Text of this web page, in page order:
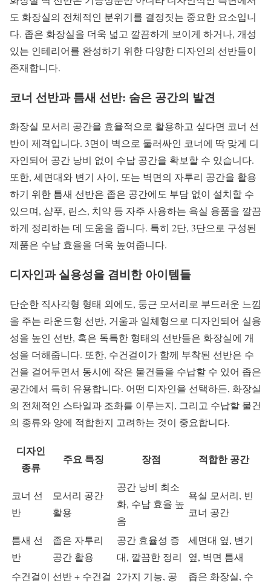
도 화장실의 전체적인 분위기를 결정짓는 중요한 요소입니
다. 좁은 화장실을 더욱 넓고 깔끔하게 보이게 하거나, 개성
있는 인테리어를 완성하기 위한 다양한 디자인의 선반들이
존재합니다.
코너 선반과 틈새 선반: 숨은 공간의 발견
화장실 모서리 공간을 효율적으로 활용하고 싶다면 코너 선
반이 제격입니다. 3면이 벽으로 둘러싸인 코너에 딱 맞게 디
자인되어 공간 낭비 없이 수납 공간을 확보할 수 있습니다.
또한, 세면대와 변기 사이, 또는 벽면의 자투리 공간을 활용
하기 위한 틈새 선반은 좁은 공간에도 부담 없이 설치할 수
있으며, 샴푸, 린스, 치약 등 자주 사용하는 욕실 용품을 깔끔
하게 정리하는 데 도움을 줍니다. 특히 2단, 3단으로 구성된
제품은 수납 효율을 더욱 높여줍니다.
디자인과 실용성을 겸비한 아이템들
단순한 직사각형 형태 외에도, 둥근 모서리로 부드러운 느낌
을 주는 라운드형 선반, 거울과 일체형으로 디자인되어 실용
성을 높인 선반, 혹은 독특한 형태의 선반들은 화장실에 개
성을 더해줍니다. 또한, 수건걸이가 함께 부착된 선반은 수
건을 걸어두면서 동시에 작은 물건들을 수납할 수 있어 좁은
공간에서 특히 유용합니다. 어떤 디자인을 선택하든, 화장실
의 전체적인 스타일과 조화를 이루는지, 그리고 수납할 물건
의 종류와 양에 적합한지 고려하는 것이 중요합니다.
디자인
종류
주요 특징 장점 적합한 공간
코너 선
반
모서리 공간
활용
공간 낭비 최소
화, 수납 효율 높
음
욕실 모서리, 빈
코너 공간
틈새 선
반
좁은 자투리
공간 활용
공간 효율성 증
대, 깔끔한 정리
세면대 옆, 변기
옆, 벽면 틈새
수건걸이 선반 + 수건걸 2가지 기능, 공
좁은 화장실, 수